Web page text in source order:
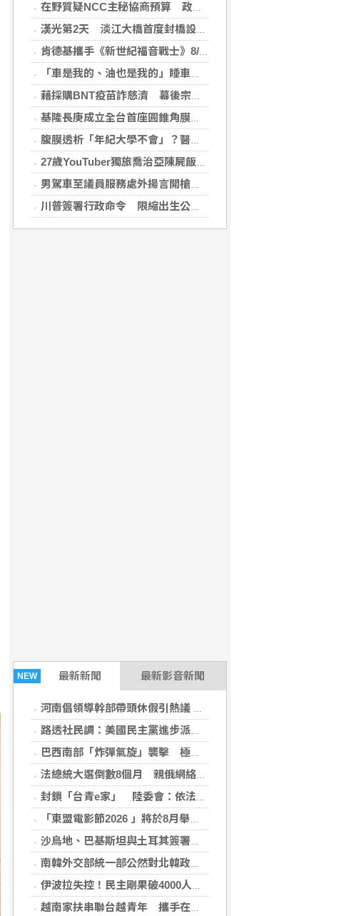
在野質疑NCC主秘協商預算 政院：委員全出缺所致
漢光第2天 淡江大橋首度封橋設3防線阻敵直衝中樞
肯德基攜手《新世紀福音戰士》8/11霸脆覺醒 首度跨界台灣速食品牌！
「車是我的、油也是我的」睡車竟被收住宿費 官方一句話打臉飯店
藉採購BNT疫苗詐慈濟 幕後宗教團體夫婦接押禁見
基隆長庚成立全台首座圓錐角膜中心 守護國人視力健康
腹膜透析「年紀大學不會」？醫：年齡並非限制 評估還要看3面向
27歲YouTuber獨旅喬治亞陳屍飯店 法醫揭死因「未排除中毒可能」
男駕車至議員服務處外揚言開槍 台中警逮人法辦
川普簽署行政命令 限縮出生公民權並禁生育旅遊
NEW 最新新聞 最新影音新聞
河南倡領導幹部帶頭休假引熱議 官方收回通知
路透社民調：美國民主黨進步派部分主張獲獨立選民支持
巴西南部「炸彈氣旋」襲擊 極端天候衝擊社會生活
法總統大選倒數8個月 親俄網絡針對3名參選人造謠
封鎖「台青e家」 陸委會：依法封鎖違法網站
「東盟電影節2026 」將於8月舉行 歷來最大規模 以電影連繫文化交流
沙烏地、巴基斯坦與土耳其簽署共同防禦協定
南韓外交部統一部公然對北韓政策意見相左 暴露內部歧見
伊波拉失控！民主剛果破4000人感染、1850死 專家憂病毒恐已突變
越南家扶串聯台越青年 攜手在地醫療守護兒童健康